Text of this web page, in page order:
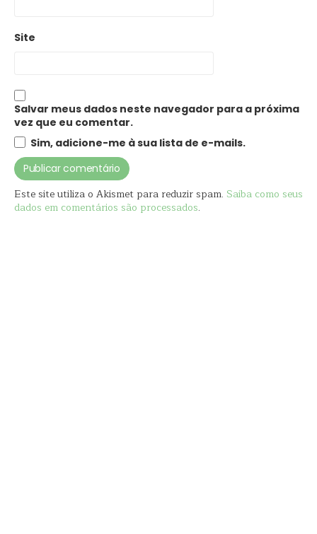
Site
Salvar meus dados neste navegador para a próxima
vez que eu comentar.
Sim, adicione-me à sua lista de e-mails.
Este site utiliza o Akismet para reduzir spam. Saiba como seus
dados em comentários são processados.